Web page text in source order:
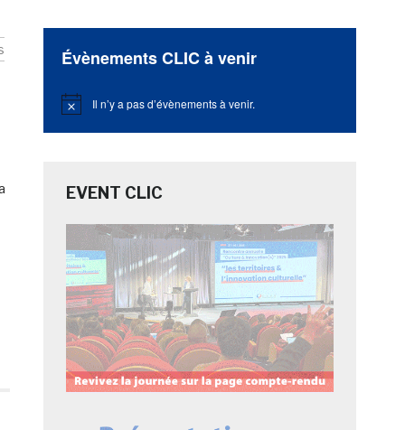
Évènements CLIC à venir
Notice Il n’y a pas d’évènements à venir.
EVENT CLIC